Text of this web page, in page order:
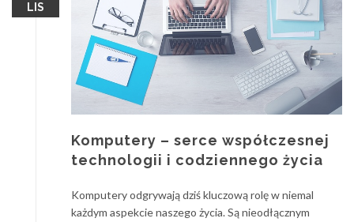
LIS
Komputery – serce współczesnej
technologii i codziennego życia
Komputery odgrywają dziś kluczową rolę w niemal
każdym aspekcie naszego życia. Są nieodłącznym